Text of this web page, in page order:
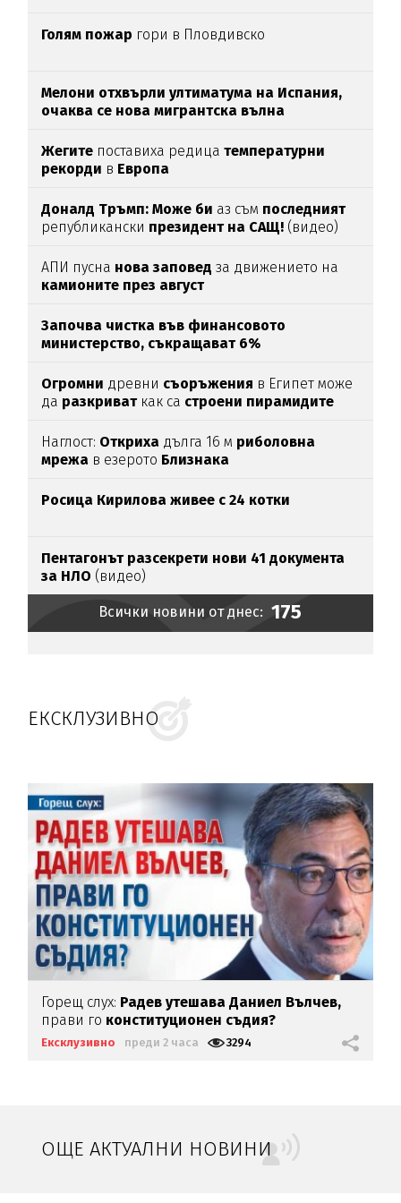
Голям пожар гори в Пловдивско
Мелони отхвърли ултиматума на Испания,
очаква се нова мигрантска вълна
Жегите поставиха редицатемпературни
рекорди в Европа
Доналд Тръмп: Може би аз съм последният
републикански президент на САЩ! (видео)
АПИ пусна нова заповед за движението на
камионите през август
Започва чистка във финансовото
министерство, съкращават 6%
Огромни древни съоръжения в Египет може
да разкриваткак са строени пирамидите
Наглост: Откриха дълга 16 м риболовна
мрежа в езерото Близнака
Росица Кирилова живее с 24 котки
Пентагонът разсекрети нови 41 документа
за НЛО (видео)
Всички новини от днес: 175
ЕКСКЛУЗИВНО
Горещ слух: Радев утешава Даниел Вълчев,
прави го конституционен съдия?
Ексклузивно преди 2 часа 3294
ОЩЕ АКТУАЛНИ НОВИНИ